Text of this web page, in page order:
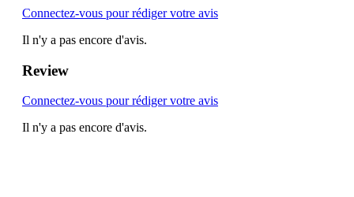
Connectez-vous pour rédiger votre avis
Il n'y a pas encore d'avis.
Review
Connectez-vous pour rédiger votre avis
Il n'y a pas encore d'avis.